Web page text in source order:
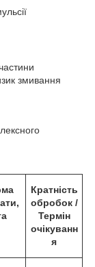
змивання
Кратність
обробок /
Термін
очікуванн
я